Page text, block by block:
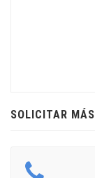
SOLICITAR